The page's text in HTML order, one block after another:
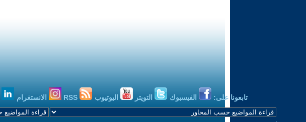
تابعونا على: الفيسبوك التويتر اليوتيوب الانستغرام